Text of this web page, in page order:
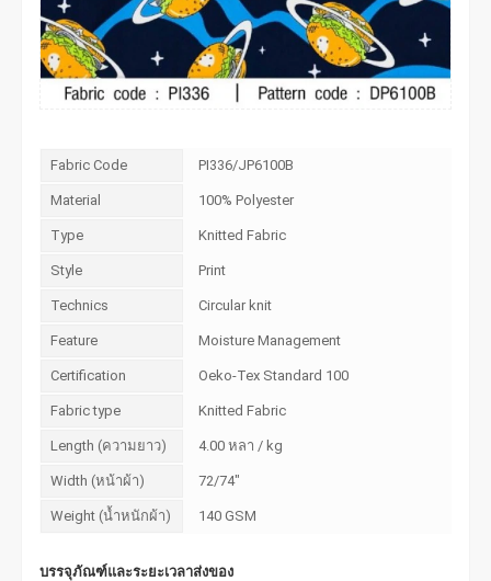
Fabric Code PI336/JP6100B
Material 100% Polyester
Type Knitted Fabric
Style Print
Technics Circular knit
Feature Moisture Management
Certification Oeko-Tex Standard 100
Fabric type Knitted Fabric
Length (ความยาว) 4.00 หลา / kg
Width (หน้าผ้า) 72/74"
Weight (น้ำหนักผ้า) 140 GSM
บรรจุภัณฑ์และระยะเวลาส่งของ